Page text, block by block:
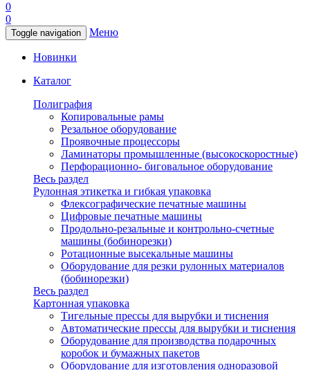
0
0
Toggle navigation Меню
Новинки
Каталог
Полиграфия
Копировальные рамы
Резальное оборудование
Проявочные процессоры
Ламинаторы промышленные (высокоскоростные)
Перфорационно- биговальное оборудование
Весь раздел
Рулонная этикетка и гибкая упаковка
Флексографические печатные машины
Цифровые печатные машины
Продольно-резальные и контрольно-счетные
машины (бобинорезки)
Ротационные высекальные машины
Оборудование для резки рулонных материалов
(бобинорезки)
Весь раздел
Картонная упаковка
Тигельные прессы для вырубки и тиснения
Автоматические прессы для вырубки и тиснения
Оборудование для производства подарочных
коробок и бумажных пакетов
Оборудование для изготовления одноразовой